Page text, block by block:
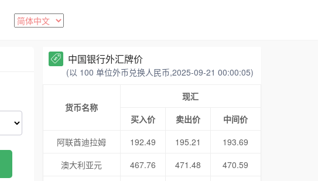
中国银行外汇牌价
(以 100 单位外币兑换人民币,2025-09-21 00:00:05)
货币名称
现汇
买入价
卖出价
中间价
阿联酋迪拉姆
192.49 195.21
193.69
澳大利亚元
467.76 471.48
470.59